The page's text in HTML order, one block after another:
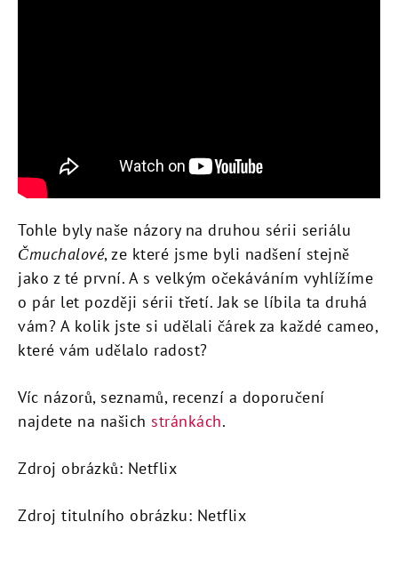
Tohle byly naše názory na druhou sérii seriálu
Čmuchalové, ze které jsme byli nadšení stejně
jako z té první. A s velkým očekáváním vyhlížíme
o pár let později sérii třetí. Jak se líbila ta druhá
vám? A kolik jste si udělali čárek za každé cameo,
které vám udělalo radost?
Víc názorů, seznamů, recenzí a doporučení
najdete na našich stránkách.
Zdroj obrázků: Netflix
Zdroj titulního obrázku: Netflix